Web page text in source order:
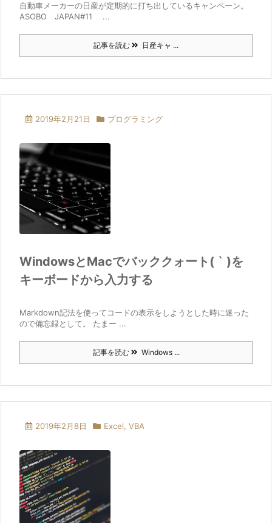
自動車メーカーの日産が定期的に打ち出しているキャンペーン。
ASOBO JAPAN#11 ...
記事を読む 日産キャ ...
2019年2月21日 プログラミング
WindowsとMacでバッククォート( ` )を
キーボードから入力する
Markdown記法を使ってコードの表示をしようとした時に迷った
ので備忘録として。 たまー ...
記事を読む Windows ...
2019年2月8日 Excel, VBA